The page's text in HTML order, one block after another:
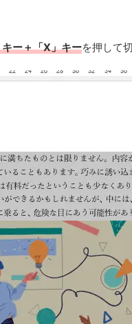
ー＋「X」キーを押して